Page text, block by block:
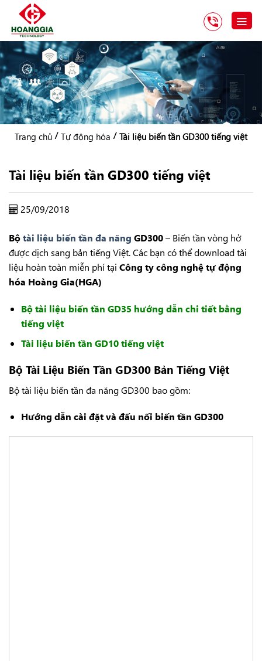
Trang chủ / Tự động hóa / Tài liệu biến tần GD300 tiếng việt
Tài liệu biến tần GD300 tiếng việt
25/09/2018
Bộtài liệu biến tần đa năng GD300– Biến tần vòng hở
được dịch sang bản tiếng Việt. Các bạn có thể download tài
liệu hoàn toàn miễn phí tại Công ty công nghệ tự động
hóa Hoàng Gia(HGA)
Bộ tài liệu biến tần GD35 hướng dẫn chi tiết bằng
tiếng việt
Tài liệu biến tần GD10 tiếng việt
Bộ Tài Liệu Biến Tần GD300 Bản Tiếng Việt
Bộ tài liệu biến tần đa năng GD300 bao gồm:
Hướng dẫn cài đặt và đấu nối biến tần GD300